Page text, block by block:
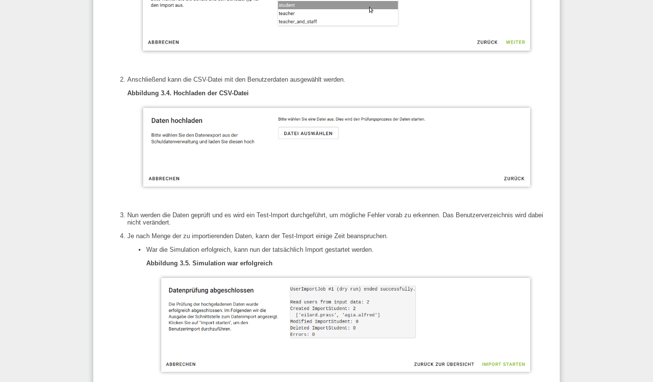
Anschließend kann die CSV-Datei mit den Benutzerdaten ausgewählt werden.
Abbildung 3.4. Hochladen der CSV-Datei
Nun werden die Daten geprüft und es wird ein Test-Import durchgeführt, um mögliche Fehler vorab zu erkennen. Das Benutzerverzeichnis wird dabei
nicht verändert.
Je nach Menge der zu importierenden Daten, kann der Test-Import einige Zeit beanspruchen.
War die Simulation erfolgreich, kann nun der tatsächlich Import gestartet werden.
Abbildung 3.5. Simulation war erfolgreich